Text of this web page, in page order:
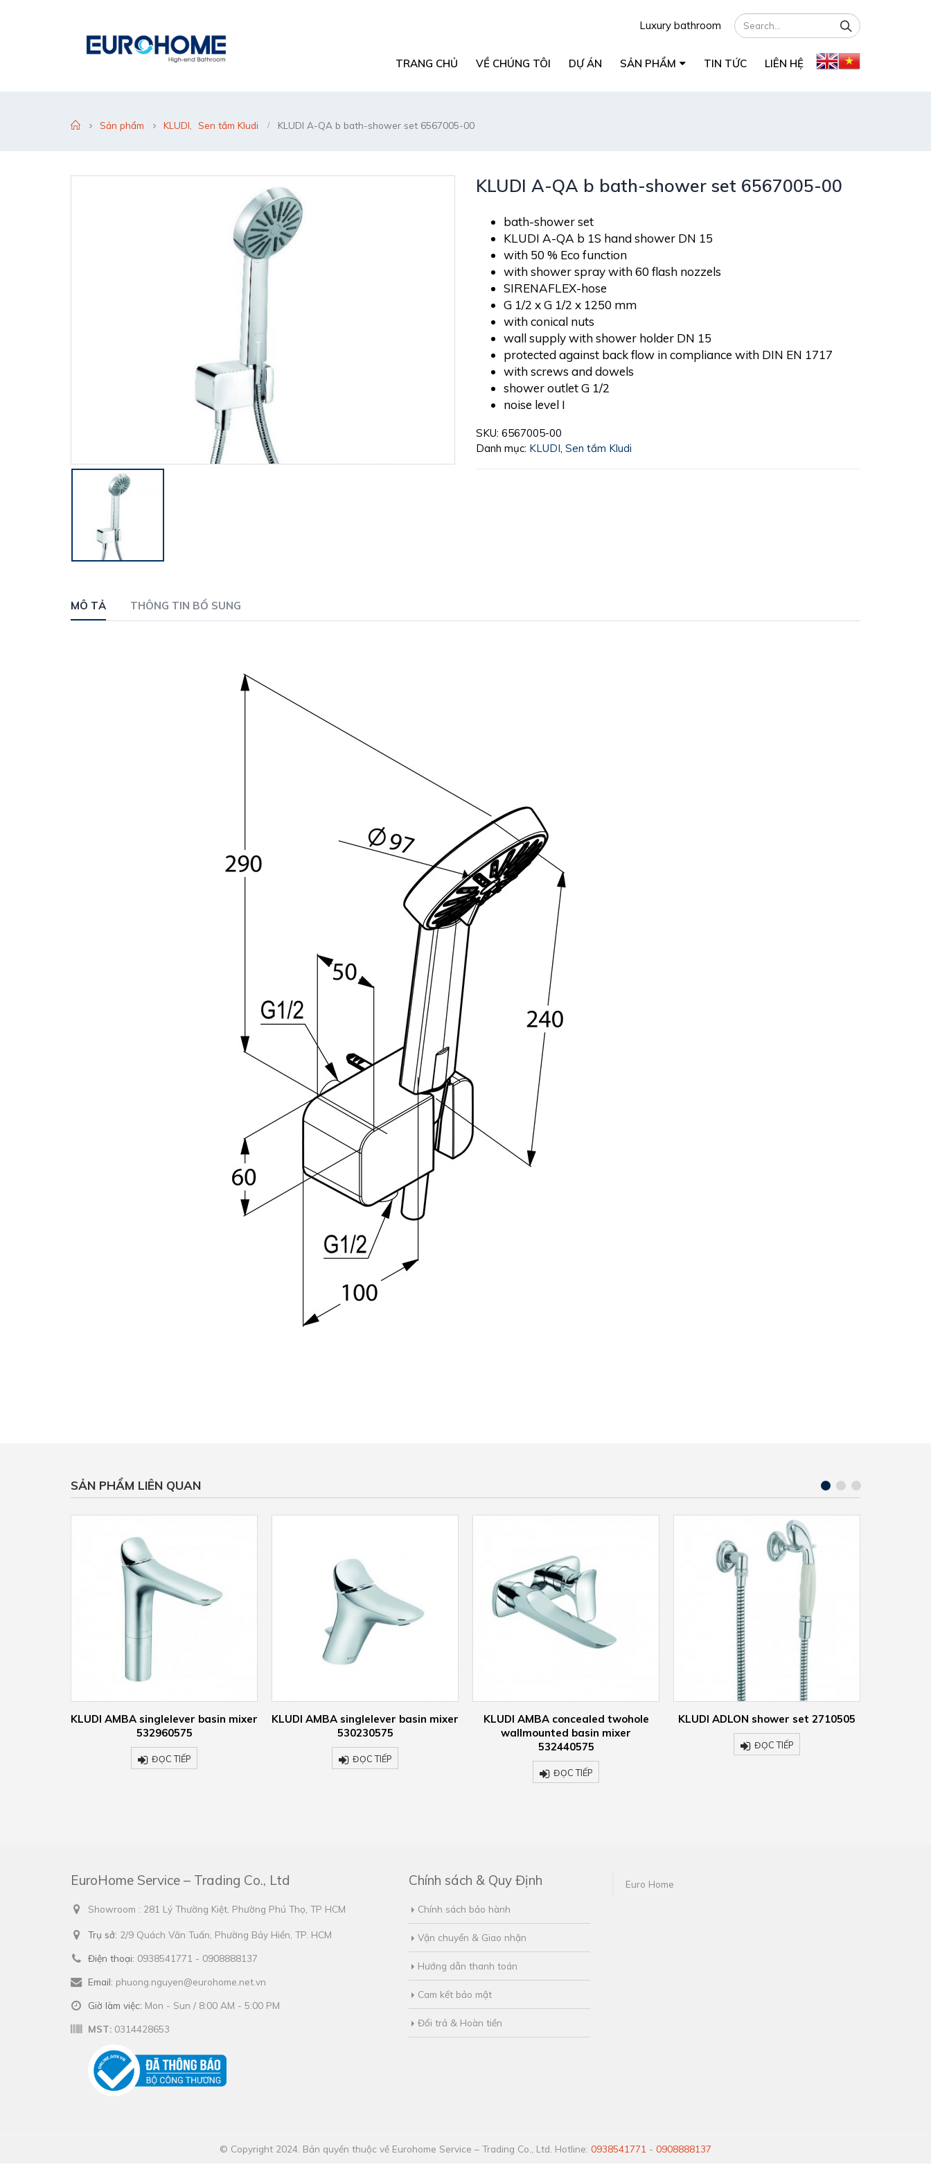
Luxury bathroom
TRANG CHỦ VỀ CHÚNG TÔI DỰ ÁN SẢN PHẨM TIN TỨC LIÊN HỆ
Sản phẩm KLUDI Sen tắm Kludi KLUDI A-QA b bath-shower set 6567005-00
KLUDI A-QA b bath-shower set 6567005-00
bath-shower set
KLUDI A-QA b 1S hand shower DN 15
with 50 % Eco function
with shower spray with 60 flash nozzels
SIRENAFLEX-hose
G 1/2 x G 1/2 x 1250 mm
with conical nuts
wall supply with shower holder DN 15
protected against back flow in compliance with DIN EN 1717
with screws and dowels
shower outlet G 1/2
noise level I
SKU: 6567005-00
Danh mục: KLUDI, Sen tắm Kludi
MÔ TẢ THÔNG TIN BỔ SUNG
SẢN PHẨM LIÊN QUAN
KLUDI AMBA singlelever basin mixer
530230575
ĐỌC TIẾP
KLUDI AMBA concealed twohole
wallmounted basin mixer
532440575
ĐỌC TIẾP
KLUDI ADLON shower set 2710505
ĐỌC TIẾP
KLUDI ADLON head shower gold
plated 23 carat 2751045
ĐỌC TIẾP
EuroHome Service – Trading Co., Ltd
Showroom : 281 Lý Thường Kiệt, Phường Phú Thọ, TP HCM
Trụ sở: 2/9 Quách Văn Tuấn, Phường Bảy Hiền, TP. HCM
Điện thoại: 0938541771 - 0908888137
Email: phuong.nguyen@eurohome.net.vn
Giờ làm việc: Mon - Sun / 8:00 AM - 5:00 PM
MST: 0314428653
Chính sách & Quy Định
Chính sách bảo hành
Vận chuyển & Giao nhận
Hướng dẫn thanh toán
Cam kết bảo mật
Đổi trả & Hoàn tiền
Euro Home
© Copyright 2024. Bản quyền thuộc về Eurohome Service – Trading Co., Ltd. Hotline: 0938541771 - 0908888137